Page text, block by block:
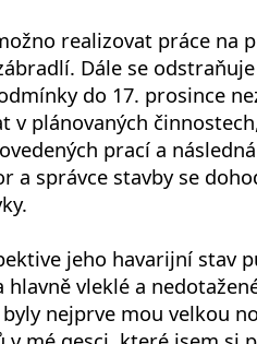
realizovat práce na
Dále se
do 17. prosince
v plánovaných
prací a
a správce stavby se
jeho havarijní stav
vleklé a
nejprve mou velkou